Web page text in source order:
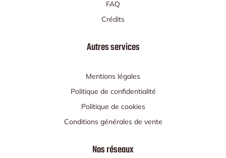
FAQ
Crédits
Autres services
Mentions légales
Politique de confidentialité
Politique de cookies
Conditions générales de vente
Nos réseaux